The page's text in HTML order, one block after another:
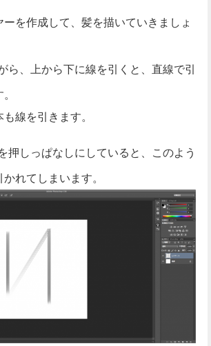
を作成して、髪を描いていきましょ
ら、上から下に線を引くと、直線で引
線を引きます。
押しっぱなしにしていると、このよう
れてしまいます。